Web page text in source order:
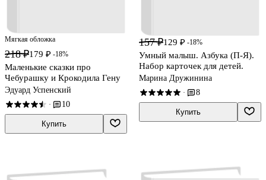
Мягкая обложка
218 ₽179 ₽ -18%
Маленькие сказки про
Чебурашку и Крокодила Гену
Эдуард Успенский
· 10
Купить
157 ₽129 ₽ -18%
Умный малыш. Азбука (П-Я).
Набор карточек для детей.
Марина Дружинина
· 8
Купить